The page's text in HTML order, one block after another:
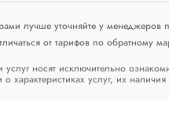
лучше уточняйте у менеджеров
от тарифов по обратному
носят исключительно
услуг, их